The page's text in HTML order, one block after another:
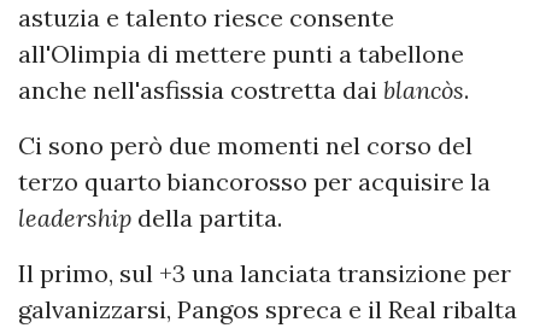
astuzia e talento riesce consente
all'Olimpia di mettere punti a tabellone
anche nell'asfissia costretta dai blancòs.
Ci sono però due momenti nel corso del
terzo quarto biancorosso per acquisire la
leadership della partita.
Il primo, sul +3 una lanciata transizione per
galvanizzarsi, Pangos spreca e il Real ribalta